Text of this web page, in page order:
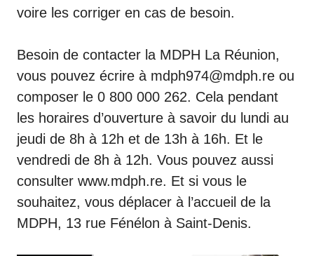
voire les corriger en cas de besoin.
Besoin de contacter la MDPH La Réunion,
vous pouvez écrire à mdph974@mdph.re ou
composer le 0 800 000 262. Cela pendant
les horaires d’ouverture à savoir du lundi au
jeudi de 8h à 12h et de 13h à 16h. Et le
vendredi de 8h à 12h. Vous pouvez aussi
consulter www.mdph.re. Et si vous le
souhaitez, vous déplacer à l’accueil de la
MDPH, 13 rue Fénélon à Saint-Denis.